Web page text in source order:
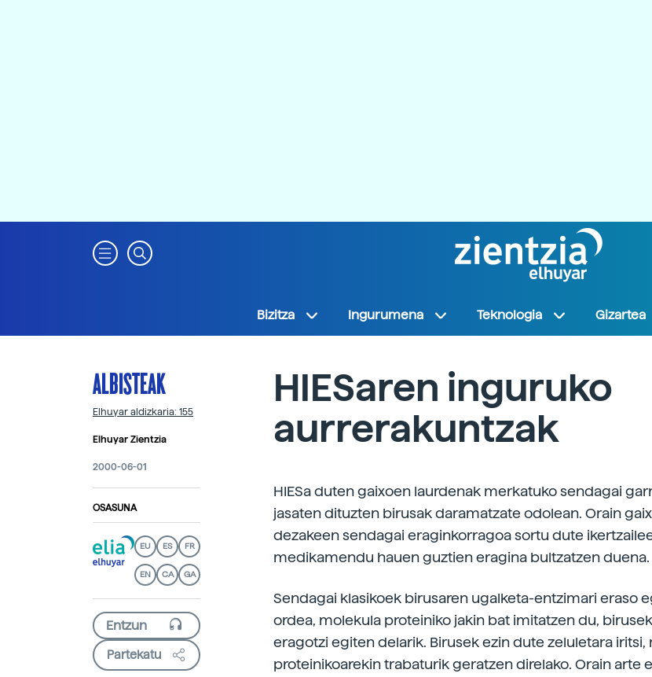
Bizitza Ingurumena Teknologia Gizartea
ALBISTEAK
Elhuyar aldizkaria: 155
Elhuyar Zientzia
2000-06-01
OSASUNA
EU ES FR
EN CA GA
Partekatu
HIESaren inguruko
aurrerakuntzak
HIESa duten gaixoen laurdenak merkatuko sendagai
jasaten dituzten birusak daramatzate odolean. Orain
dezakeen sendagai eraginkorragoa sortu dute
medikamendu hauen guztien eragina bultzatzen duena.
Sendagai klasikoek birusaren ugalketa-entzimari eraso
ordea, molekula proteiniko jakin bat imitatzen du,
eragotzi egiten delarik. Birusek ezin dute zeluletara iritsi,
proteinikoarekin trabaturik geratzen direlako. Orain arte